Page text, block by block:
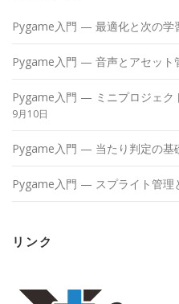
Pygame入門 — 最適化と次の学
Pygame入門 — 音声とアセット
Pygame入門 — ミニプロジェク
9月10日
Pygame入門 — 当たり判定の基
Pygame入門 — スプライト管理
リンク